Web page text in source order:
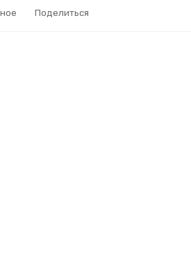
Поделиться